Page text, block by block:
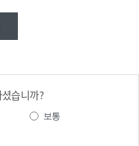
습니까?
보통